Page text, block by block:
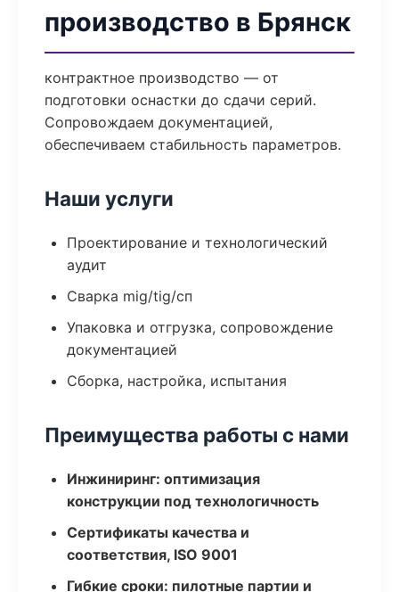
производство в Брянск
контрактное производство — от
подготовки оснастки до сдачи серий.
Сопровождаем документацией,
обеспечиваем стабильность параметров.
Наши услуги
Проектирование и технологический
аудит
Сварка mig/tig/сп
Упаковка и отгрузка, сопровождение
документацией
Сборка, настройка, испытания
Преимущества работы с нами
Инжиниринг: оптимизация
конструкции под технологичность
Сертификаты качества и
соответствия, ISO 9001
Гибкие сроки: пилотные партии и